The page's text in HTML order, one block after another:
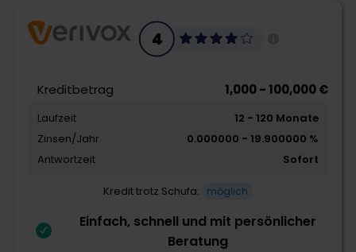
069 975 3535 00
info@giromatch.com
4.1
Kreditangebot
Flexibilität
Schnelligkeit
Zum Angebot
4
Kreditbetrag 1,000 - 100,000 €
Laufzeit
12 - 120 Monate
Zinsen/Jahr
0.000000 - 19.900000 %
Antwortzeit
Sofort
Kredit trotz Schufa: möglich
Einfach, schnell und mit persönlicher
Beratung